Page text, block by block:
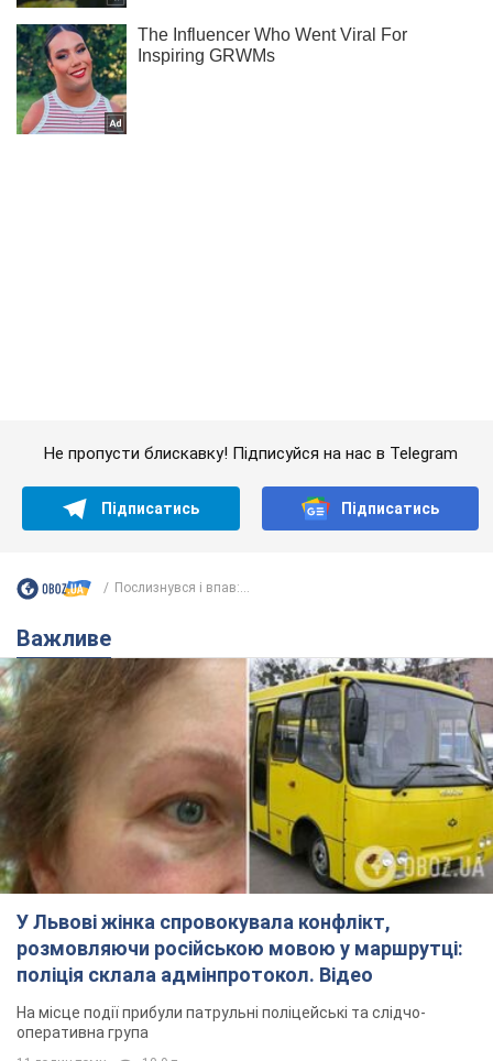
У Львові жінка спровокувала конфлікт,
розмовляючи російською мовою у маршрутці:
поліція склала адмінпротокол. Відео
На місце події прибули патрульні поліцейські та слідчо-
оперативна група
"Воюють, бо дурні": у Чернівцях
водій автобуса зневажив
українських військових і поплатився.
Відео
Водія звільнили після конфлікту з пасажирами
та образ військових
7.08.2026 15:47 9,3 т.
"Не слідкує за сексуальністю": у